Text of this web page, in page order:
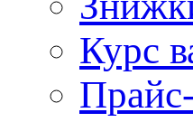
Курс